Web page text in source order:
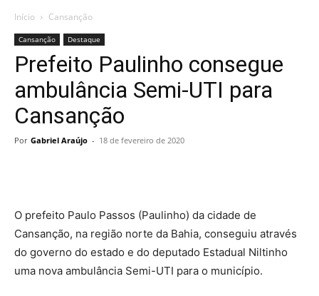
Início Cansanção
Cansanção Destaque
Prefeito Paulinho consegue
ambulância Semi-UTI para
Cansanção
Por Gabriel Araújo - 18 de fevereiro de 2020
O prefeito Paulo Passos (Paulinho) da cidade de
Cansanção, na região norte da Bahia, conseguiu através
do governo do estado e do deputado Estadual Niltinho
uma nova ambulância Semi-UTI para o município.